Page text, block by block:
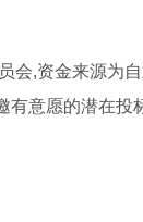
会,资金来源为
有意愿的潜在投